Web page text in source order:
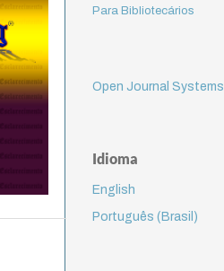
Para Bibliotecários
Open Journal Systems
Idioma
English
Português (Brasil)